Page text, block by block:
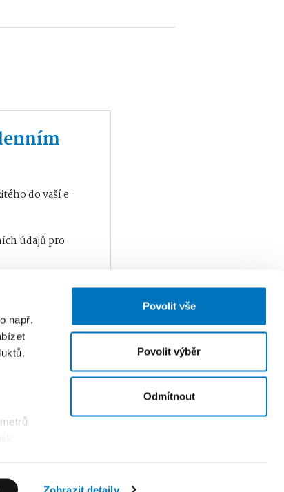
např.
Zobrazit detaily
Povolit vše
Povolit výběr
Odmítnout
do vaší e-
údajůpro